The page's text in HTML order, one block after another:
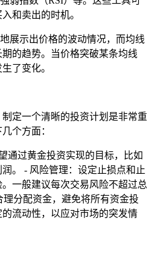
和卖出的时机。
展示出价格的波动情况，而均线
的趋势。当价格突破某条均线
了变化。
定一个清晰的投资计划是非常重
个方面：
通过黄金投资实现的目标，比如
。 - 风险管理：设定止损点和止
一般建议每次交易风险不超过总
理分配资金，避免将所有资金投
流动性，以应对市场的突发情